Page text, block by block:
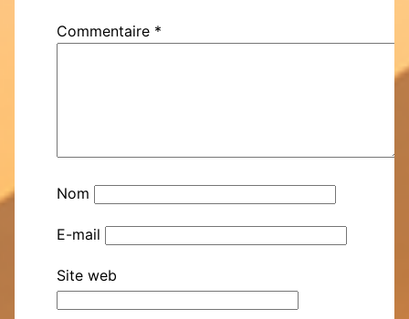
Commentaire *
Nom
E-mail
Site web